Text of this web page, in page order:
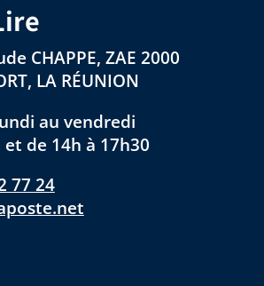
CHAPPE, ZAE 2000
LA RÉUNION
au vendredi
de 14h à 17h30
77 24